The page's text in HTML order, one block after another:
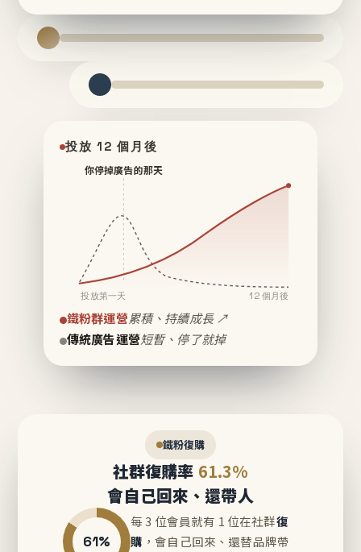
投放 12 個月後
你停掉廣告的那天
投放第一天 12 個月後
鐵粉群運營累積、持續成長 ↗
傳統廣告運營短暫、停了就掉
鐵粉復購
社群復購率 61.3%
會自己回來、還帶人
61%
每 3 位會員就有 1 位在社群復
購 ，會自己回來、還替品牌帶